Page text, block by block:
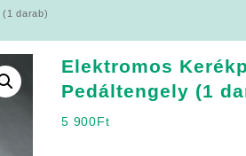
(1 darab)
Elektromos
Pedáltengely (1
5 900Ft